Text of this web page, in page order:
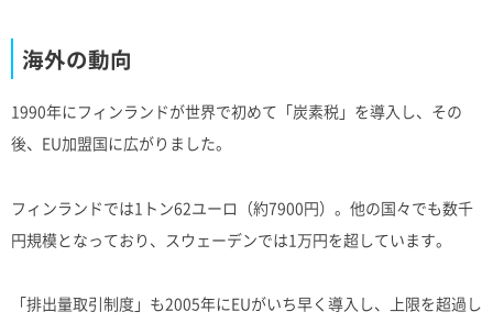
海外の動向
1990年にフィンランドが世界で初めて「炭素税」を導入し、その
後、EU加盟国に広がりました。
フィンランドでは1トン62ユーロ（約7900円）。他の国々でも数千
円規模となっており、スウェーデンでは1万円を超しています。
「排出量取引制度」も2005年にEUがいち早く導入し、上限を超過し